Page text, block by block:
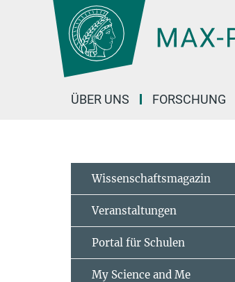
Hauptinhalt
ÜBER UNS FORSCHUNG
Wissenschaftsmagazin
Veranstaltungen
Portal für Schulen
My Science and Me